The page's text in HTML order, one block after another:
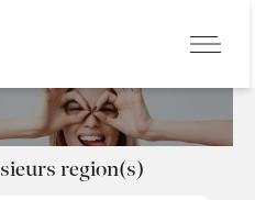
region(s)